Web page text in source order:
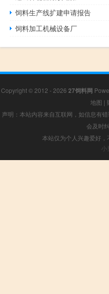
饲料生产线扩建申请报告
饲料加工机械设备厂
Copyright © 2012 - 2026 27饲料网
地图 |
声明：本站内容来自互联网，如信息有
会及时
本站仅为个人兴趣爱好
小